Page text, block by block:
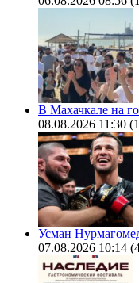
В Махачкале на
08.08.2026 11:30
Усман
07.08.2026 10:14